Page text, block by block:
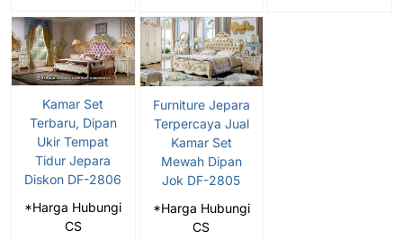
Kamar Set
Terbaru, Dipan
Ukir Tempat
Tidur Jepara
Diskon DF-2806
*Harga Hubungi
CS
Furniture Jepara
Terpercaya Jual
Kamar Set
Mewah Dipan
Jok DF-2805
*Harga Hubungi
CS